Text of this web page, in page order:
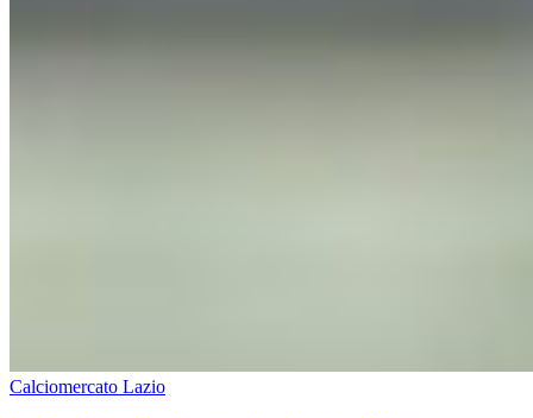
Calciomercato Lazio